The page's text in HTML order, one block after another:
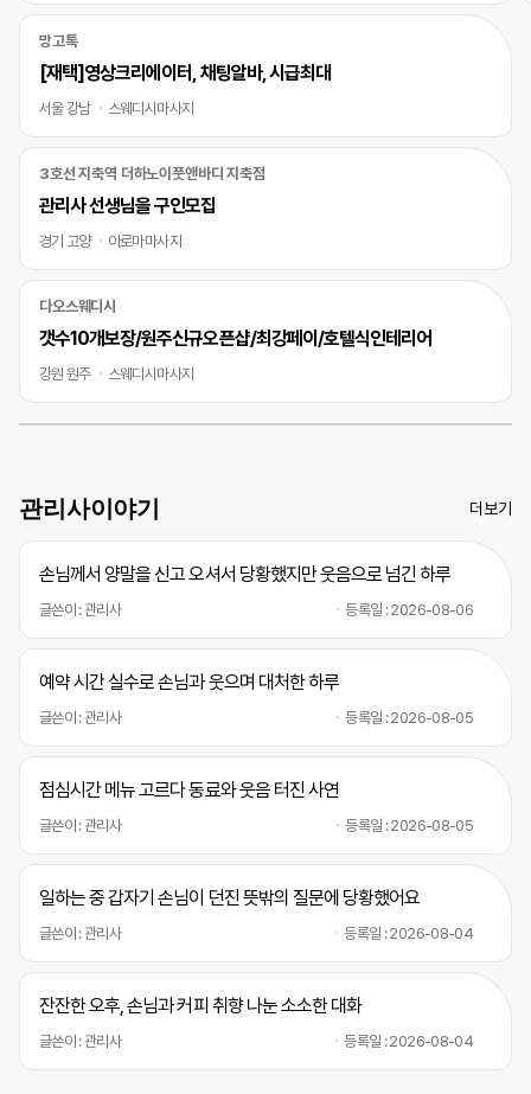
망고톡
[재택]영상크리에이터, 채팅알바, 시급최대
서울 강남 스웨디시마사지
3호선 지축역 더하노이풋앤바디 지축점
관리사 선생님을 구인모집
경기 고양 아로마마사지
다오스웨디시
갯수10개보장/원주신규오픈샵/최강페이/호텔식인테리어
강원 원주 스웨디시마사지
관리사이야기 더보기
손님께서 양말을 신고 오셔서 당황했지만 웃음으로 넘긴 하루
글쓴이 : 관리사 등록일 : 2026-08-06
예약 시간 실수로 손님과 웃으며 대처한 하루
글쓴이 : 관리사 등록일 : 2026-08-05
점심시간 메뉴 고르다 동료와 웃음 터진 사연
글쓴이 : 관리사 등록일 : 2026-08-05
일하는 중 갑자기 손님이 던진 뜻밖의 질문에 당황했어요
글쓴이 : 관리사 등록일 : 2026-08-04
잔잔한 오후, 손님과 커피 취향 나눈 소소한 대화
글쓴이 : 관리사 등록일 : 2026-08-04